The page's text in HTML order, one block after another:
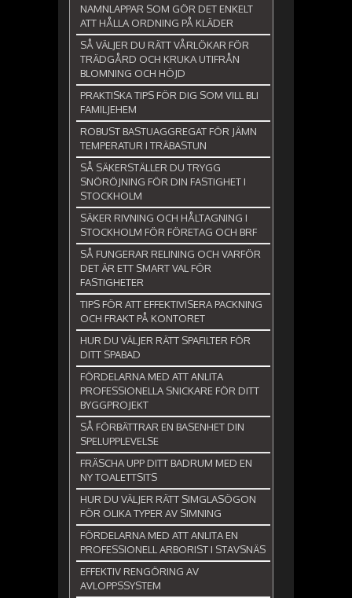
NAMNLAPPAR SOM GÖR DET ENKELT
ATT HÅLLA ORDNING PÅ KLÄDER
SÅ VÄLJER DU RÄTT VÅRLÖKAR FÖR
TRÄDGÅRD OCH KRUKA UTIFRÅN
BLOMNING OCH HÖJD
PRAKTISKA TIPS FÖR DIG SOM VILL BLI
FAMILJEHEM
ROBUST BASTUAGGREGAT FÖR JÄMN
TEMPERATUR I TRÄBASTUN
SÅ SÄKERSTÄLLER DU TRYGG
SNÖRÖJNING FÖR DIN FASTIGHET I
STOCKHOLM
SÄKER RIVNING OCH HÅLTAGNING I
STOCKHOLM FÖR FÖRETAG OCH BRF
SÅ FUNGERAR RELINING OCH VARFÖR
DET ÄR ETT SMART VAL FÖR
FASTIGHETER
TIPS FÖR ATT EFFEKTIVISERA PACKNING
OCH FRAKT PÅ KONTORET
HUR DU VÄLJER RÄTT SPAFILTER FÖR
DITT SPABAD
FÖRDELARNA MED ATT ANLITA
PROFESSIONELLA SNICKARE FÖR DITT
BYGGPROJEKT
SÅ FÖRBÄTTRAR EN BASENHET DIN
SPELUPPLEVELSE
FRÄSCHA UPP DITT BADRUM MED EN
NY TOALETTSITS
HUR DU VÄLJER RÄTT SIMGLASÖGON
FÖR OLIKA TYPER AV SIMNING
FÖRDELARNA MED ATT ANLITA EN
PROFESSIONELL ARBORIST I STAVSNÄS
EFFEKTIV RENGÖRING AV
AVLOPPSSYSTEM